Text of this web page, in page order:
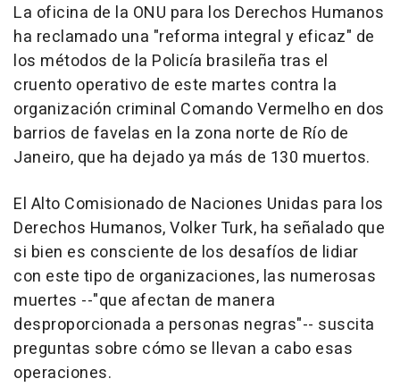
La oficina de la ONU para los Derechos Humanos
ha reclamado una "reforma integral y eficaz" de
los métodos de la Policía brasileña tras el
cruento operativo de este martes contra la
organización criminal Comando Vermelho en dos
barrios de favelas en la zona norte de Río de
Janeiro, que ha dejado ya más de 130 muertos.
El Alto Comisionado de Naciones Unidas para los
Derechos Humanos, Volker Turk, ha señalado que
si bien es consciente de los desafíos de lidiar
con este tipo de organizaciones, las numerosas
muertes --"que afectan de manera
desproporcionada a personas negras"-- suscita
preguntas sobre cómo se llevan a cabo esas
operaciones.